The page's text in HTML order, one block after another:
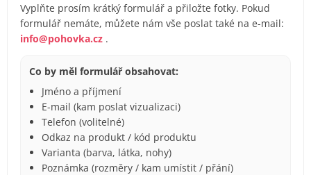
Vyplňte prosím krátký formulář a přiložte fotky. Pokud
formulář nemáte, můžete nám vše poslat také na e-mail:
info@pohovka.cz .
Co by měl formulář obsahovat:
Jméno a příjmení
E-mail (kam poslat vizualizaci)
Telefon (volitelné)
Odkaz na produkt / kód produktu
Varianta (barva, látka, nohy)
Poznámka (rozměry / kam umístit / přání)